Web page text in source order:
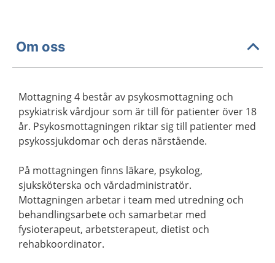
Om oss
Mottagning 4 består av psykosmottagning och
psykiatrisk vårdjour som är till för patienter över 18
år. Psykosmottagningen riktar sig till patienter med
psykossjukdomar och deras närstående.
På mottagningen finns läkare, psykolog,
sjuksköterska och vårdadministratör.
Mottagningen arbetar i team med utredning och
behandlingsarbete och samarbetar med
fysioterapeut, arbetsterapeut, dietist och
rehabkoordinator.